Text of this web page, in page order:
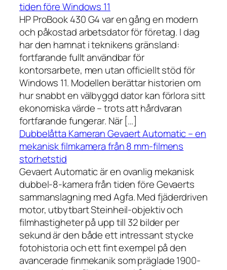
tiden före Windows 11
HP ProBook 430 G4 var en gång en modern
och påkostad arbetsdator för företag. I dag
har den hamnat i teknikens gränsland:
fortfarande fullt användbar för
kontorsarbete, men utan officiellt stöd för
Windows 11. Modellen berättar historien om
hur snabbt en välbyggd dator kan förlora sitt
ekonomiska värde – trots att hårdvaran
fortfarande fungerar. När […]
Dubbelåtta Kameran Gevaert Automatic – en
mekanisk filmkamera från 8 mm-filmens
storhetstid
Gevaert Automatic är en ovanlig mekanisk
dubbel-8-kamera från tiden före Gevaerts
sammanslagning med Agfa. Med fjäderdriven
motor, utbytbart Steinheil-objektiv och
filmhastigheter på upp till 32 bilder per
sekund är den både ett intressant stycke
fotohistoria och ett fint exempel på den
avancerade finmekanik som präglade 1900-